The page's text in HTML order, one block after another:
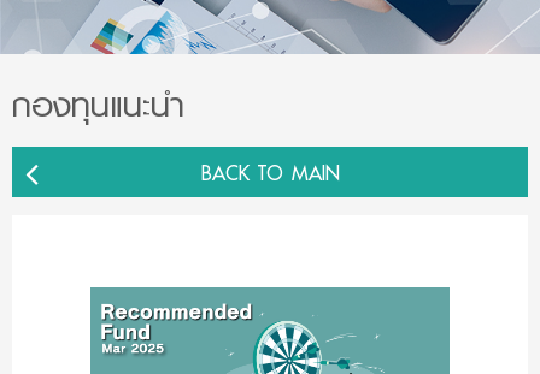
กองทุนแนะนำ
BACK TO MAIN